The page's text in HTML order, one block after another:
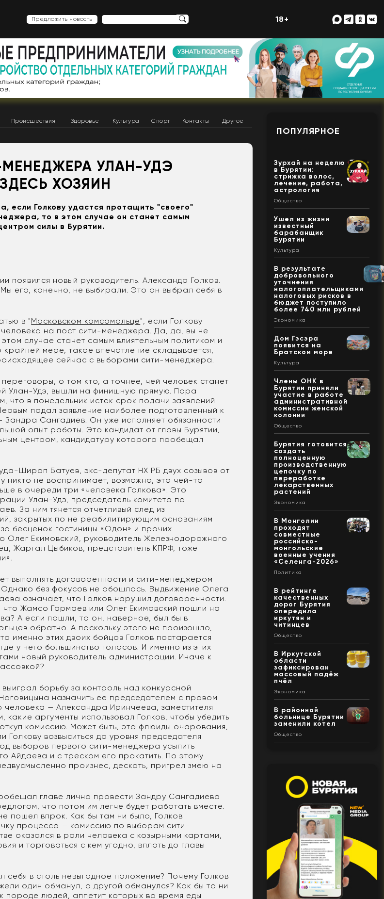
Предложить новость 18+
Происшествия Здоровье Культура Спорт Контакты Другое
УЛАН-УДЭ
ХОЗЯИН
если Голкову удастся протащить "своего"
то в этом случае он станет самым
силы в Бурятии.
появился новый руководитель. Александр Голков.
его, конечно, не выбирали. Это он выбрал себя в
в "Московском комсомольце", если Голкову
на пост сити-менеджера. Да, да, вы не
случае станет самым влиятельным политиком и
мере, такое впечатление складывается,
сейчас с выборами сити-менеджера.
о том кто, а точнее, чей человек станет
Улан-Удэ, вышли на финишную прямую. Пора
что в понедельник истек срок подачи заявлений —
подал заявление наиболее подготовленный к
Зандра Сангадиев. Он уже исполняет обязанности
опыт работы. Это кандидат от главы Бурятии,
центром, кандидатуру которого пообещал
Ширап Батуев, экс-депутат НХ РБ двух созывов от
никто не воспринимает, возможно, это чей-то
в очереди три «человека Голкова». Это
Улан-Удэ, председатель комитета по
За ним тянется отчетливый след из
закрытых по не реабилитирующим основаниям
бесценок гостиницы «Одон» и прочих
Олег Екимовский, руководитель Железнодорожного
Жаргал Цыбиков, представитель КПРФ, тоже
выполнять договоренности и сити-менеджером
без фокусов не обошлось. Выдвижение Олега
означает, что Голков нарушил договоренности.
что Жамсо Гармаев или Олег Екимовский пошли на
А если пошли, то он, наверное, был бы в
обратно. А поскольку этого не произошло,
именно этих двоих бойцов Голков постарается
у него большинство голосов. И именно из этих
новый руководитель администрации. Иначе к
борьбу за контроль над конкурсной
назначить ее председателем с правом
— Александра Иринчеева, заместителя
аргументы использовал Голков, чтобы убедить
комиссию. Может быть, это флюиды очарования,
Голкову возвыситься до уровня председателя
выборов первого сити-менеджера усыпить
Айдаева и с треском его прокатить. По этому
произнес, дескать, пригрел змею на
главе лично провести Зандру Сангадиева
что потом им легче будет работать вместе.
пошел впрок. Как бы там ни было, Голков
процесса — комиссию по выборам сити-
оказался в роли человека с козырными картами,
и торговаться с кем угодно, вплоть до главы
себя в столь невыгодное положение? Почему Голков
один обманул, а другой обманулся? Как бы то ни
породе людей, аппетит которых во время еды
ПОПУЛЯРНОЕ
Зурхай на неделю
в Бурятии:
стрижка волос,
лечение, работа,
астрология
Общество
Ушел из жизни
известный
барабанщик
Бурятии
Культура
В результате
добровольного
уточнения
налогоплательщиками
налоговых рисков в
бюджет поступило
более 740 млн рублей
Экономика
Дом Гэсэра
появится на
Братском море
Культура
Члены ОНК в
Бурятии приняли
участие в работе
административной
комиссии женской
колонии
Общество
Бурятия готовится
создать
полноценную
производственную
цепочку по
переработке
лекарственных
растений
Экономика
В Монголии
проходят
совместные
российско-
монгольские
военные учения
«Селенга-2026»
Политика
В рейтинге
качественных
дорог Бурятия
опередила
иркутян и
читинцев
Общество
В Иркутской
области
зафиксирован
массовый падёж
пчёл
Экономика
В районной
больнице Бурятии
заменили котел
Общество